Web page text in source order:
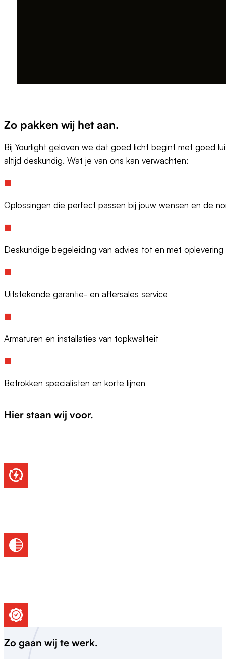
Zo pakken wij het aan.
Bij Yourlight geloven we dat goed licht begint met goed
altijd deskundig. Wat je van ons kan verwachten:
Oplossingen die perfect passen bij jouw wensen en de
Deskundige begeleiding van advies tot en met oplevering
Uitstekende garantie- en aftersales service
Armaturen en installaties van topkwaliteit
Betrokken specialisten en korte lijnen
Hier staan wij voor.
Zo gaan wij te werk.